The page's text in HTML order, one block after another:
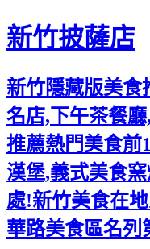
新竹披薩店
新竹隱藏版美食
名店,下午茶餐
推薦熱門美食前
漢堡,義式美食
處!新竹美食在
華路美食區名列